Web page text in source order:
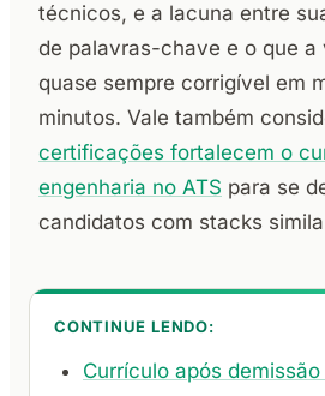
técnicos, e a lacuna entre
de palavras-chave e o que a
quase sempre corrigível em
minutos. Vale também
certificações fortalecem o
engenharia no ATS para se
candidatos com stacks
CONTINUE LENDO:
Currículo após